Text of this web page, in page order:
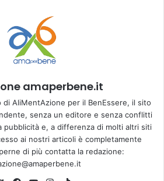
amaperbene.it
di AliMentAzione per il BenEssere, il sito
senza un editore e senza conflitti
pubblicità e, a differenza di molti altri siti
ai nostri articoli è completamente
di più contatta la redazione: